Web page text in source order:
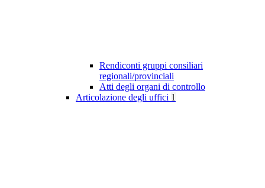
Rendiconti gruppi consiliari
regionali/provinciali
Atti degli organi di controllo
Articolazione degli uffici 1